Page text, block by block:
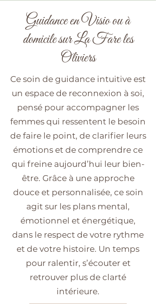
Guidance en Visio ou à
domicile sur La Fare les
Oliviers
Ce soin de guidance intuitive est
un espace de reconnexion à soi,
pensé pour accompagner les
femmes qui ressentent le besoin
de faire le point, de clarifier leurs
émotions et de comprendre ce
qui freine aujourd’hui leur bien-
être. Grâce à une approche
douce et personnalisée, ce soin
agit sur les plans mental,
émotionnel et énergétique,
dans le respect de votre rythme
et de votre histoire. Un temps
pour ralentir, s’écouter et
retrouver plus de clarté
intérieure.